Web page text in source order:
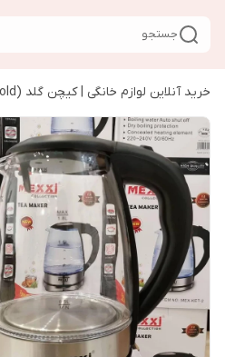
جستجو
خرید آنلاین لوازم خانگی | کیچن گلد (Kitchen Gold)